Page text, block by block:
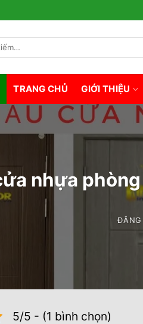
TRANG CHỦ GIỚI THIỆU
nhựa
ĐĂNG
5/5 - (1 bình chọn)